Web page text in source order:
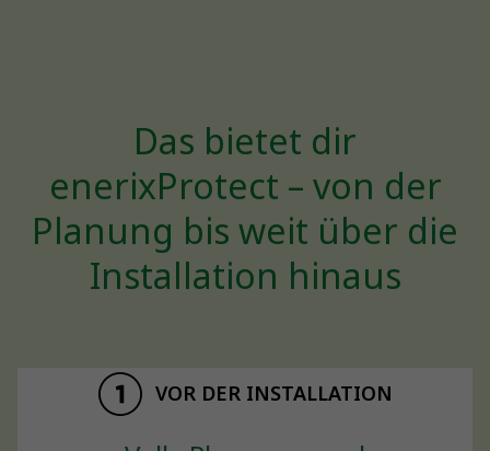
Das bietet dir
enerixProtect – von der
Planung bis weit über die
Installation hinaus
VOR DER INSTALLATION